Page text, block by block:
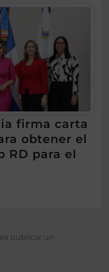
firma carta
obtener el
RD para el
publicar un